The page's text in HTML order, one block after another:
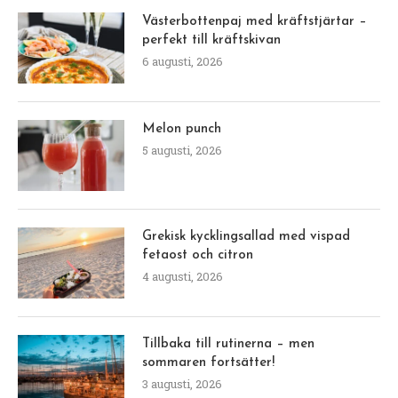
Västerbottenpaj med kräftstjärtar –
perfekt till kräftskivan
6 augusti, 2026
Melon punch
5 augusti, 2026
Grekisk kycklingsallad med vispad
fetaost och citron
4 augusti, 2026
Tillbaka till rutinerna – men
sommaren fortsätter!
3 augusti, 2026